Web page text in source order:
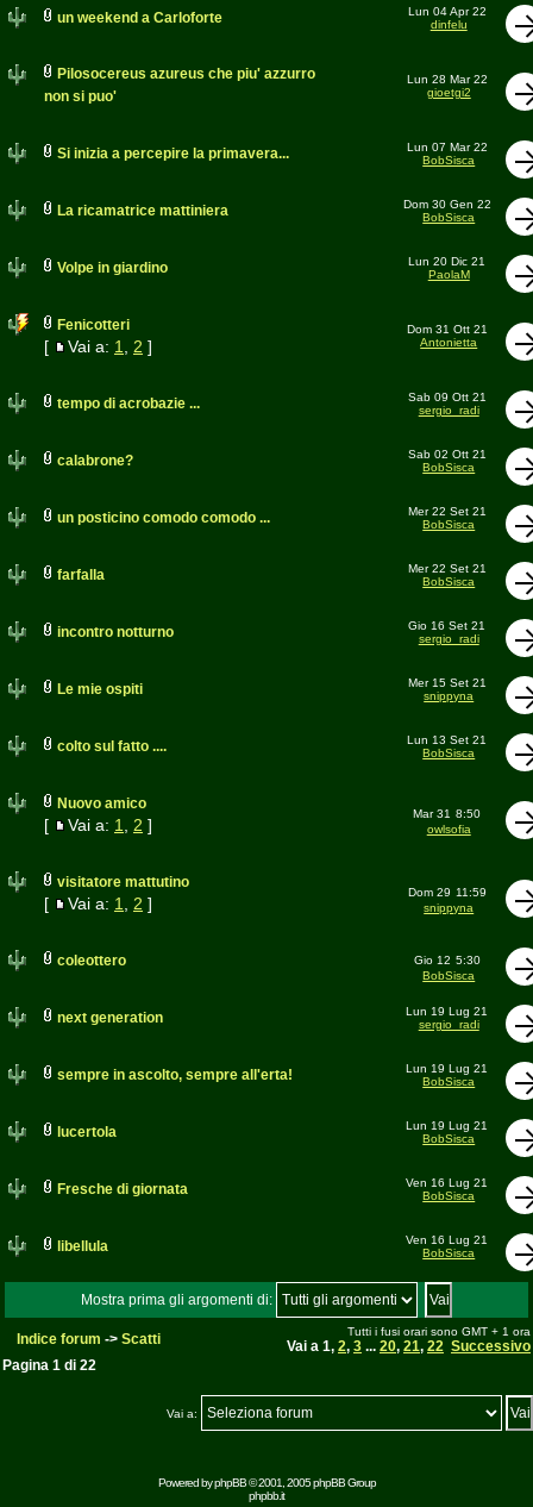
un weekend a Carloforte
Lun 04 Apr 22
dinfelu
Pilosocereus azureus che piu' azzurro
non si puo'
Lun 28 Mar 22
gioetgi2
Si inizia a percepire la primavera...
Lun 07 Mar 22
BobSisca
La ricamatrice mattiniera
Dom 30 Gen 22
BobSisca
Volpe in giardino
Lun 20 Dic 21
PaolaM
Fenicotteri
[ Vai a: 1 2 ]
Dom 31 Ott 21
Antonietta
tempo di acrobazie ...
Sab 09 Ott 21
sergio_radi
calabrone?
Sab 02 Ott 21
BobSisca
un posticino comodo comodo ...
Mer 22 Set 21
BobSisca
farfalla
Mer 22 Set 21
BobSisca
incontro notturno
Gio 16 Set 21
sergio_radi
Le mie ospiti
Mer 15 Set 21
snippyna
colto sul fatto ....
Lun 13 Set 21
BobSisca
Nuovo amico
[ Vai a: 1 2 ]
Mar 31 8:50
owlsofia
visitatore mattutino
[ Vai a: 1 2 ]
Dom 29 11:59
snippyna
coleottero Gio 12 5:30
BobSisca
next generation
Lun 19 Lug 21
sergio_radi
sempre in ascolto, sempre all'erta!
Lun 19 Lug 21
BobSisca
lucertola
Lun 19 Lug 21
BobSisca
Fresche di giornata
Ven 16 Lug 21
BobSisca
libellula
Ven 16 Lug 21
BobSisca
Mostra prima gli argomenti di:
Indice forum -> Scatti Tutti i fusi orari sono GMT + 1 ora
Vai a 1, 2, 3 ... 20, 21, 22 Successivo
Pagina 1 di 22
Vai a:
Powered byphpBB© 2001, 2005 phpBB Group
phpbb.it